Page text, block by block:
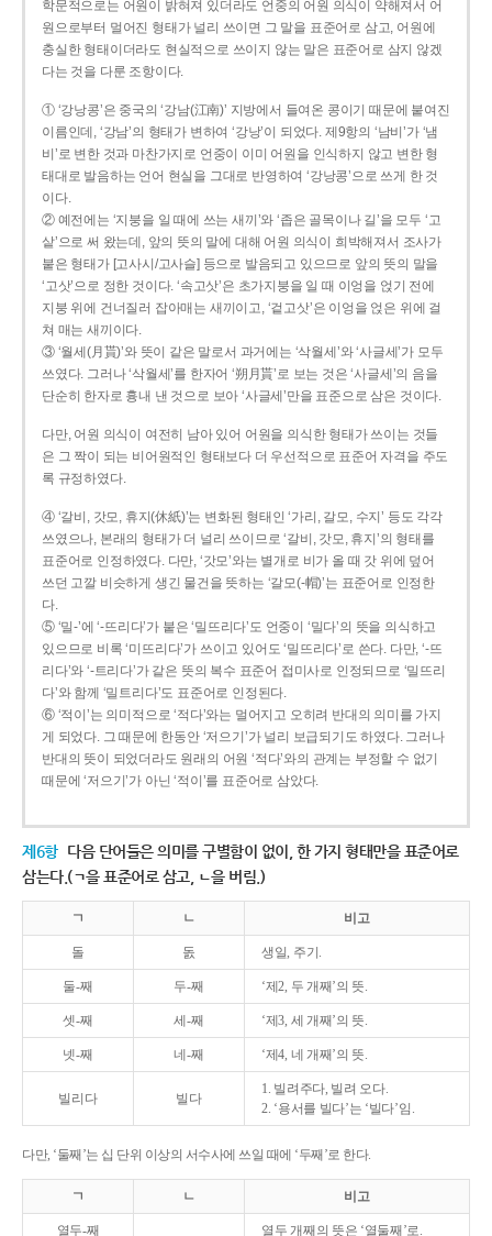
학문적으로는 어원이 밝혀져 있더라도 언중의 어원 의식이 약해져서 어
원으로부터 멀어진 형태가 널리 쓰이면 그 말을 표준어로 삼고, 어원에
충실한 형태이더라도 현실적으로 쓰이지 않는 말은 표준어로 삼지 않겠
다는 것을 다룬 조항이다.
① ‘강낭콩’은 중국의 ‘강남(江南)’ 지방에서 들여온 콩이기 때문에 붙여진
이름인데, ‘강남’의 형태가 변하여 ‘강낭’이 되었다. 제9항의 ‘남비’가 ‘냄
비’로 변한 것과 마찬가지로 언중이 이미 어원을 인식하지 않고 변한 형
태대로 발음하는 언어 현실을 그대로 반영하여 ‘강낭콩’으로 쓰게 한 것
이다.
② 예전에는 ‘지붕을 일 때에 쓰는 새끼’와 ‘좁은 골목이나 길’을 모두 ‘고
샅’으로 써 왔는데, 앞의 뜻의 말에 대해 어원 의식이 희박해져서 조사가
붙은 형태가 [고사시/고사슬] 등으로 발음되고 있으므로 앞의 뜻의 말을
‘고삿’으로 정한 것이다. ‘속고삿’은 초가지붕을 일 때 이엉을 얹기 전에
지붕 위에 건너질러 잡아매는 새끼이고, ‘겉고삿’은 이엉을 얹은 위에 걸
쳐 매는 새끼이다.
③ ‘월세(月貰)’와 뜻이 같은 말로서 과거에는 ‘삭월세’와 ‘사글세’가 모두
쓰였다. 그러나 ‘삭월세’를 한자어 ‘朔月貰’로 보는 것은 ‘사글세’의 음을
단순히 한자로 흉내 낸 것으로 보아 ‘사글세’만을 표준으로 삼은 것이다.
다만, 어원 의식이 여전히 남아 있어 어원을 의식한 형태가 쓰이는 것들
은 그 짝이 되는 비어원적인 형태보다 더 우선적으로 표준어 자격을 주도
록 규정하였다.
④ ‘갈비, 갓모, 휴지(休紙)’는 변화된 형태인 ‘가리, 갈모, 수지’ 등도 각각
쓰였으나, 본래의 형태가 더 널리 쓰이므로 ‘갈비, 갓모, 휴지’의 형태를
표준어로 인정하였다. 다만, ‘갓모’와는 별개로 비가 올 때 갓 위에 덮어
쓰던 고깔 비슷하게 생긴 물건을 뜻하는 ‘갈모(-帽)’는 표준어로 인정한
다.
⑤ ‘밀-’에 ‘-뜨리다’가 붙은 ‘밀뜨리다’도 언중이 ‘밀다’의 뜻을 의식하고
있으므로 비록 ‘미뜨리다’가 쓰이고 있어도 ‘밀뜨리다’로 쓴다. 다만, ‘-뜨
리다’와 ‘-트리다’가 같은 뜻의 복수 표준어 접미사로 인정되므로 ‘밀뜨리
다’와 함께 ‘밀트리다’도 표준어로 인정된다.
⑥ ‘적이’는 의미적으로 ‘적다’와는 멀어지고 오히려 반대의 의미를 가지
게 되었다. 그 때문에 한동안 ‘저으기’가 널리 보급되기도 하였다. 그러나
반대의 뜻이 되었더라도 원래의 어원 ‘적다’와의 관계는 부정할 수 없기
때문에 ‘저으기’가 아닌 ‘적이’를 표준어로 삼았다.
제6항 다음 단어들은 의미를 구별함이 없이, 한 가지 형태만을 표준어로
삼는다.(ㄱ을 표준어로 삼고, ㄴ을 버림.)
ㄱ ㄴ 비고
돌 돐 생일, 주기.
둘-째 두-째 ‘제2, 두 개째’의 뜻.
셋-째 세-째 ‘제3, 세 개째’의 뜻.
넷-째 네-째 ‘제4, 네 개째’의 뜻.
빌리다 빌다
1. 빌려주다, 빌려 오다.
2. ‘용서를 빌다’는 ‘빌다’임.
다만, ‘둘째’는 십 단위 이상의 서수사에 쓰일 때에 ‘두째’로 한다.
ㄱ ㄴ 비고
열두-째 열두 개째의 뜻은 ‘열둘째’로.